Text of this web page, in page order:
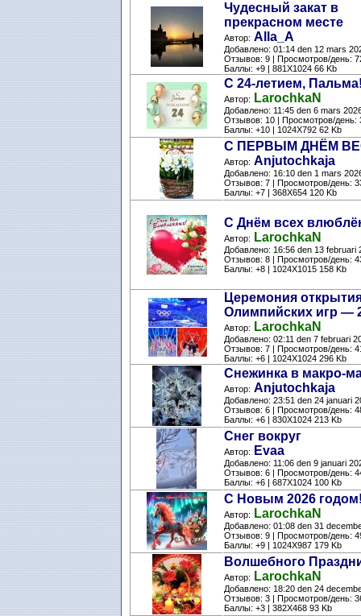
Чудесный закат в
прекрасном месте
Автор: Alla_A
Добавлено: 01:14 den 12 mars
Отзывов: 9 | Просмотров/день:
Баллы: +9 | 881X1024 66 Kb
С 24-летием,
Автор: LarochkaN
Добавлено: 11:45 den 6 mars
Отзывов: 10 | Просмотров/день:
Баллы: +10 | 1024X792 62 Kb
С ПЕРВЫМ ДНЁМ
Автор: Anjutochkaja
Добавлено: 16:10 den 1 mars
Отзывов: 7 | Просмотров/день:
Баллы: +7 | 368X654 120 Kb
С Днём всех
Автор: LarochkaN
Добавлено: 16:56 den 13 februari
Отзывов: 8 | Просмотров/день:
Баллы: +8 | 1024X1015 158 Kb
Церемония
Олимпийских игр —
Автор: LarochkaN
Добавлено: 02:11 den 7 februari
Отзывов: 7 | Просмотров/день:
Баллы: +6 | 1024X1024 296 Kb
Снежинка в макро-
Автор: Anjutochkaja
Добавлено: 23:51 den 24 januari
Отзывов: 6 | Просмотров/день:
Баллы: +6 | 830X1024 213 Kb
Снег вокруг
Автор: Evaa
Добавлено: 11:06 den 9 januari
Отзывов: 6 | Просмотров/день:
Баллы: +6 | 687X1024 100 Kb
С Новым 2026
Автор: LarochkaN
Добавлено: 01:08 den 31
Отзывов: 9 | Просмотров/день:
Баллы: +9 | 1024X987 179 Kb
Волшебного
Автор: LarochkaN
Добавлено: 18:20 den 24
Отзывов: 3 | Просмотров/день:
Баллы: +3 | 382X468 93 Kb